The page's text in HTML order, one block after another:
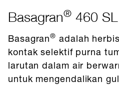
Basagran® 460 SL
Basagran® adalah
kontak selektif purna
larutan dalam air
untuk mengendalikan